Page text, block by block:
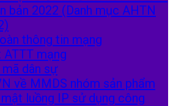
bản 2022 (Danh mục AHTN
thông tin mạng
ATTT mạng
dân sự
về MMDS nhóm sản phẩm
luồng IP sử dụng công